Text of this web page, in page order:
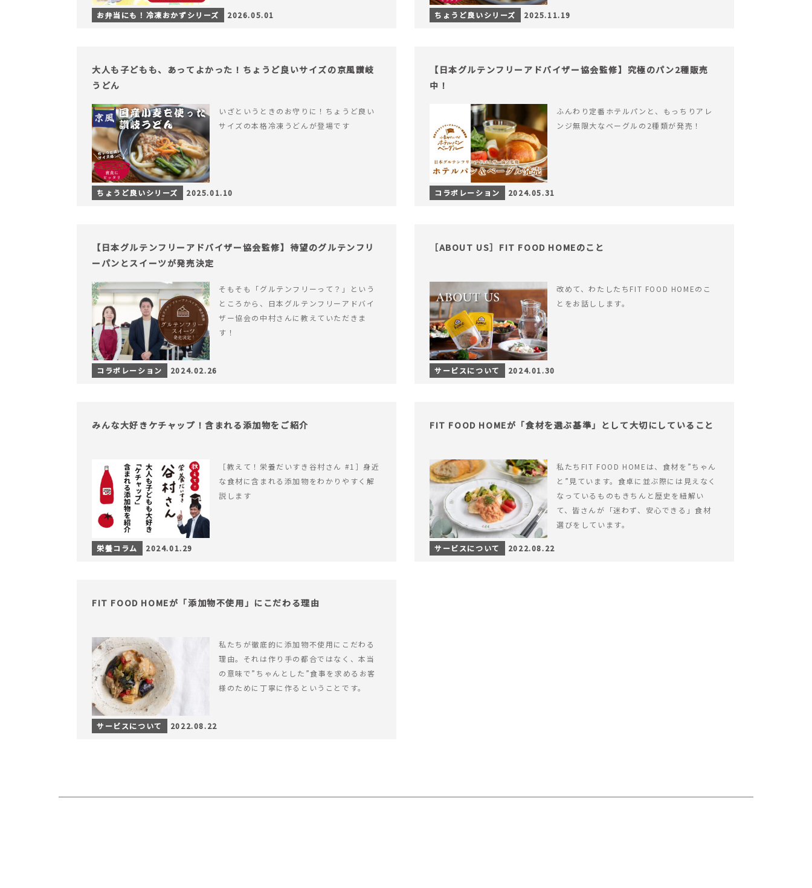
つくられているのか。&hellip; 続きを読む
【6月10日（無添加の日）限定】から揚げ
お弁当にも！冷凍おかずシリーズ 2026.05.01 ちょうど良いシリーズ 2025.11.19
大人も子どもも、あってよかった！ちょうど良いサイズの京風讃岐
うどん
いざというときのお守りに！ちょうど良い
サイズの本格冷凍うどんが登場です
ちょうど良いシリーズ 2025.01.10
【日本グルテンフリーアドバイザー協会監修】究極のパン2種販売
中！
ふんわり定番ホテルパンと、もっちりアレ
ンジ無限大なベーグルの2種類が発売！
コラボレーション 2024.05.31
【日本グルテンフリーアドバイザー協会監修】待望のグルテンフリ
ーパンとスイーツが発売決定
そもそも「グルテンフリーって？」という
ところから、日本グルテンフリーアドバイ
ザー協会の中村さんに教えていただきま
す！
コラボレーション 2024.02.26
［ABOUT US］FIT FOOD HOMEのこと
改めて、わたしたちFIT FOOD HOMEのこ
とをお話しします。
サービスについて 2024.01.30
みんな大好きケチャップ！含まれる添加物をご紹介
［教えて！栄養だいすき谷村さん #1］身近
な食材に含まれる添加物をわかりやすく解
説します
栄養コラム 2024.01.29
FIT FOOD HOMEが「食材を選ぶ基準」として大切にしていること
私たちFIT FOOD HOMEは、食材を”ちゃん
と”見ています。食卓に並ぶ際には見えなく
なっているものもきちんと歴史を紐解い
て、皆さんが「迷わず、安心できる」食材
選びをしています。
サービスについて 2022.08.22
FIT FOOD HOMEが「添加物不使用」にこだわる理由
私たちが徹底的に添加物不使用にこだわる
理由。それは作り手の都合ではなく、本当
の意味で”ちゃんとした”食事を求めるお客
様のために丁寧に作るということです。
サービスについて 2022.08.22